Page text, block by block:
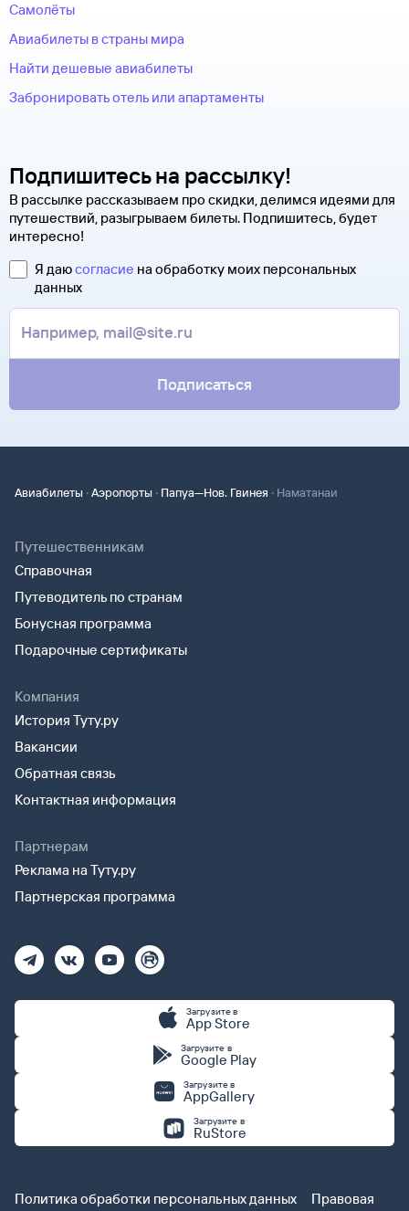
Самолёты
Авиабилеты в страны мира
Найти дешевые авиабилеты
Забронировать отель или апартаменты
Подпишитесь на рассылку!
В рассылке рассказываем про скидки, делимся идеями для
путешествий, разыгрываем билеты. Подпишитесь, будет
интересно!
Я даюсогласие на обработку моих персональных
данных
Подписаться
Авиабилеты ·Аэропорты · Папуа—Нов. Гвинея · Наматанаи
Путешественникам
Справочная
Путеводитель по странам
Бонусная программа
Подарочные сертификаты
Компания
История Туту.ру
Вакансии
Обратная связь
Контактная информация
Партнерам
Реклама на Туту.ру
Партнерская программа
Загрузите в
App Store
Загрузите в
Google Play
Загрузите в
AppGallery
Загрузите в
RuStore
Политика обработки персональных данных
Правовая